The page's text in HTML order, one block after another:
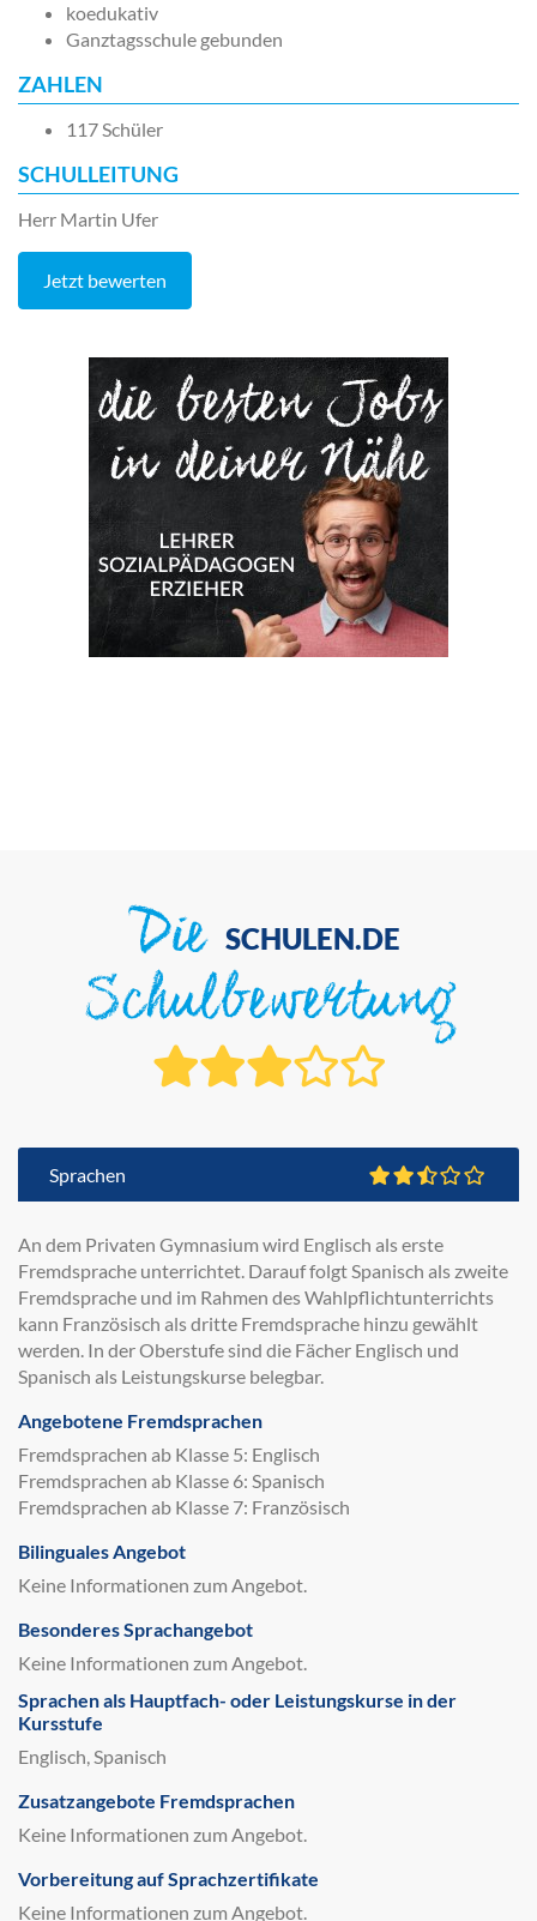
koedukativ
Ganztagsschule gebunden
ZAHLEN
117 Schüler
SCHULLEITUNG
Herr Martin Ufer
Jetzt bewerten
Die SCHULEN.DE
Schulbewertung
Sprachen
An dem Privaten Gymnasium wird Englisch als erste
Fremdsprache unterrichtet. Darauf folgt Spanisch als zweite
Fremdsprache und im Rahmen des Wahlpflichtunterrichts
kann Französisch als dritte Fremdsprache hinzu gewählt
werden. In der Oberstufe sind die Fächer Englisch und
Spanisch als Leistungskurse belegbar.
Angebotene Fremdsprachen
Fremdsprachen ab Klasse 5: Englisch
Fremdsprachen ab Klasse 6: Spanisch
Fremdsprachen ab Klasse 7: Französisch
Bilinguales Angebot
Keine Informationen zum Angebot.
Besonderes Sprachangebot
Keine Informationen zum Angebot.
Sprachen als Hauptfach- oder Leistungskurse in der
Kursstufe
Englisch, Spanisch
Zusatzangebote Fremdsprachen
Keine Informationen zum Angebot.
Vorbereitung auf Sprachzertifikate
Keine Informationen zum Angebot.